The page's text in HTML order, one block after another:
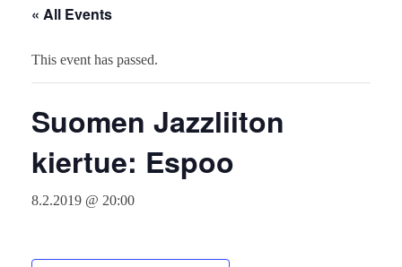
« All Events
This event has passed.
Suomen Jazzliiton
kiertue: Espoo
8.2.2019 @ 20:00